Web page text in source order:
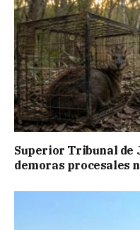
Superior Tribunal de
demoras procesales